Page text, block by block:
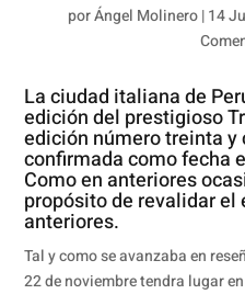
porÁngel Molinero|14
La ciudad italiana de
edición del prestigioso
edición número treinta y
confirmada como fecha
Como en anteriores
propósito de revalidar
anteriores.
Tal y como se avanzaba en
22 de noviembre tendra lugar